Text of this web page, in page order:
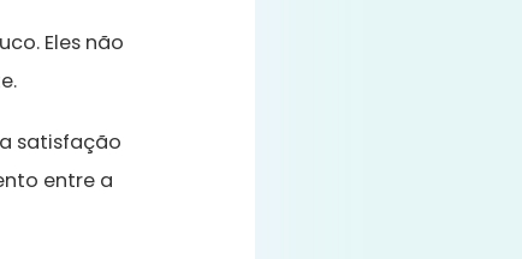
Eles não
satisfação
entre a